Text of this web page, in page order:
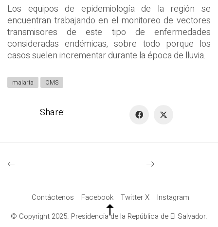
Los equipos de epidemiología de la región se
encuentran trabajando en el monitoreo de vectores
transmisores de este tipo de enfermedades
consideradas endémicas, sobre todo porque los
casos suelen incrementar durante la época de lluvia.
malaria OMS
Share:
Contáctenos Facebook Twitter X
Instagram
© Copyright 2025. Presidencia de la República de El Salvador.